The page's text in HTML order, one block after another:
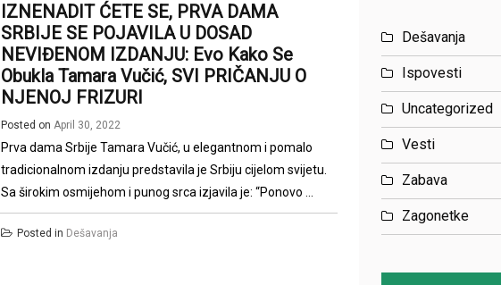
IZNENADIT ĆETE SE, PRVA DAMA
SRBIJE SE POJAVILA U DOSAD
NEVIĐENOM IZDANJU: Evo Kako Se
Obukla Tamara Vučić, SVI PRIČANJU O
NJENOJ FRIZURI
Posted onApril 30, 2022
Prva dama Srbije Tamara Vučić, u elegantnom i pomalo
tradicionalnom izdanju predstavila je Srbiju cijelom svijetu.
Sa širokim osmijehom i punog srca izjavila je: “Ponovo ...
Posted in Dešavanja
Dešavanja
Ispovesti
Uncategorized
Vesti
Zabava
Zagonetke